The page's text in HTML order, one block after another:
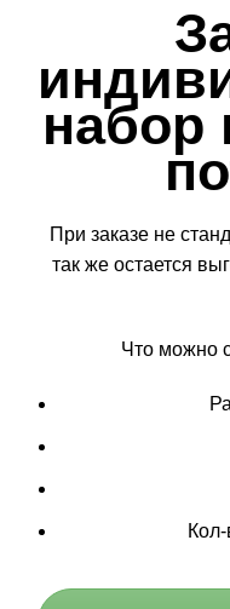
набор
При заказе не
так же остается
Что можно